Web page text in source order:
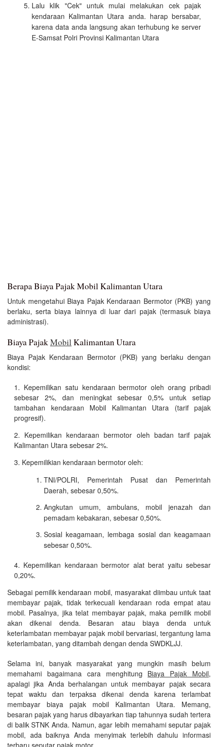
Lalu klik "Cek" untuk mulai melakukan cek pajak
kendaraan Kalimantan Utara anda. harap bersabar,
karena data anda langsung akan terhubung ke server
E-Samsat Polri Provinsi Kalimantan Utara
Berapa Biaya Pajak Mobil Kalimantan Utara
Untuk mengetahui Biaya Pajak Kendaraan Bermotor (PKB) yang
berlaku, serta biaya lainnya di luar dari pajak (termasuk biaya
administrasi).
Biaya PajakMobilKalimantan Utara
Biaya Pajak Kendaraan Bermotor (PKB) yang berlaku dengan
kondisi:
Kepemilikan satu kendaraan bermotor oleh orang pribadi
sebesar 2%, dan meningkat sebesar 0,5% untuk setiap
tambahan kendaraan Mobil Kalimantan Utara (tarif pajak
progresif).
Kepemilikan kendaraan bermotor oleh badan tarif pajak
Kalimantan Utara sebesar 2%.
Kepemilikian kendaraan bermotor oleh:
TNI/POLRI, Pemerintah Pusat dan Pemerintah
Daerah, sebesar 0,50%.
Angkutan umum, ambulans, mobil jenazah dan
pemadam kebakaran, sebesar 0,50%.
Sosial keagamaan, lembaga sosial dan keagamaan
sebesar 0,50%.
Kepemilikan kendaraan bermotor alat berat yaitu sebesar
0,20%.
Sebagai pemilik kendaraan mobil, masyarakat diimbau untuk taat
membayar pajak, tidak terkecuali kendaraan roda empat atau
mobil. Pasalnya, jika telat membayar pajak, maka pemilik mobil
akan dikenai denda. Besaran atau biaya denda untuk
keterlambatan membayar pajak mobil bervariasi, tergantung lama
keterlambatan, yang ditambah dengan denda SWDKLJJ.
Selama ini, banyak masyarakat yang mungkin masih belum
memahami bagaimana cara menghitung Biaya Pajak Mobil,
apalagi jika Anda berhalangan untuk membayar pajak secara
tepat waktu dan terpaksa dikenai denda karena terlambat
membayar biaya pajak mobil Kalimantan Utara. Memang,
besaran pajak yang harus dibayarkan tiap tahunnya sudah tertera
di balik STNK Anda. Namun, agar lebih memahami seputar pajak
mobil, ada baiknya Anda menyimak terlebih dahulu informasi
terbaru seputar pajak motor.